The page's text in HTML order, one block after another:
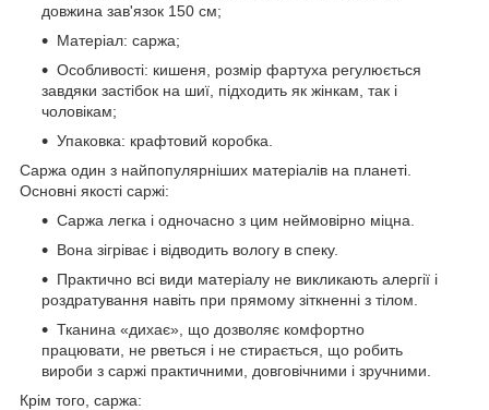
довжина зав'язок 150 см;
Матеріал: саржа;
Особливості: кишеня, розмір фартуха регулюється
завдяки застібок на шиї, підходить як жінкам, так і
чоловікам;
Упаковка: крафтовий коробка.
Саржа один з найпопулярніших матеріалів на планеті.
Основні якості саржі:
Саржа легка і одночасно з цим неймовірно міцна.
Вона зігріває і відводить вологу в спеку.
Практично всі види матеріалу не викликають алергії і
роздратування навіть при прямому зіткненні з тілом.
Тканина «дихає», що дозволяє комфортно
працювати, не рветься і не стирається, що робить
вироби з саржі практичними, довговічними і зручними.
Крім того, саржа: